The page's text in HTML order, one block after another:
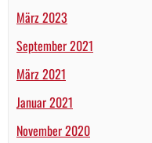
März 2023
September 2021
März 2021
Januar 2021
November 2020